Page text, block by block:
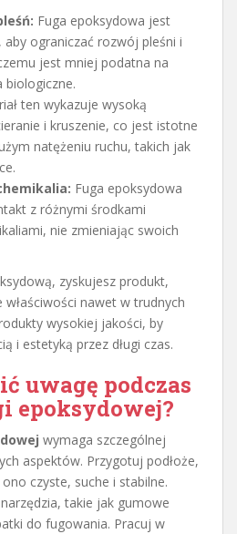
Fuga epoksydowa jest
ograniczać rozwój pleśni i
jest mniej podatna na
biologiczne.
ten wykazuje wysoką
i kruszenie, co jest istotne
natężeniu ruchu, takich jak
Fuga epoksydowa
z różnymi środkami
nie zmieniając swoich
zyskujesz produkt,
nawet w trudnych
wysokiej jakości, by
i estetyką przez długi czas.
uwagę podczas
epoksydowej?
wymaga szczególnej
aspektów. Przygotuj podłoże,
czyste, suche i stabilne.
takie jak gumowe
do fugowania. Pracuj w